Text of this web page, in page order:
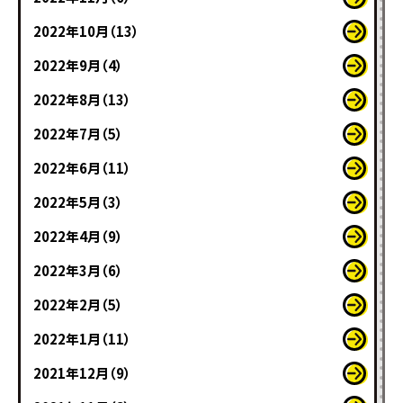
2022年10月（13）
2022年9月（4）
2022年8月（13）
2022年7月（5）
2022年6月（11）
2022年5月（3）
2022年4月（9）
2022年3月（6）
2022年2月（5）
2022年1月（11）
2021年12月（9）